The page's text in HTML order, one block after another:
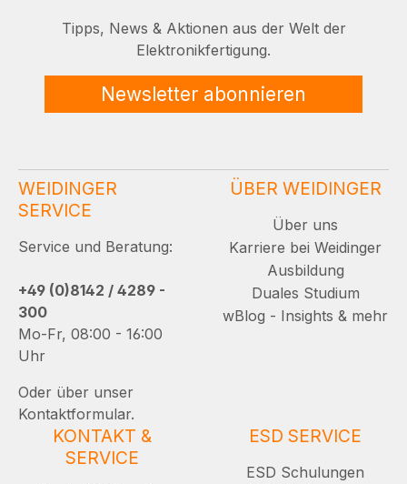
Tipps, News & Aktionen aus der Welt der
Elektronikfertigung.
Newsletter abonnieren
WEIDINGER
SERVICE
Service und Beratung:
+49 (0)8142 / 4289 -
300
Mo-Fr, 08:00 - 16:00
Uhr
Oder über unser
Kontaktformular.
ÜBER WEIDINGER
Über uns
Karriere bei Weidinger
Ausbildung
Duales Studium
wBlog - Insights & mehr
KONTAKT &
SERVICE
ESD SERVICE
ESD Schulungen